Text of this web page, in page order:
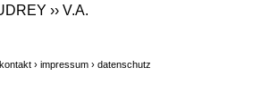
›› V.A.
› impressum › datenschutz